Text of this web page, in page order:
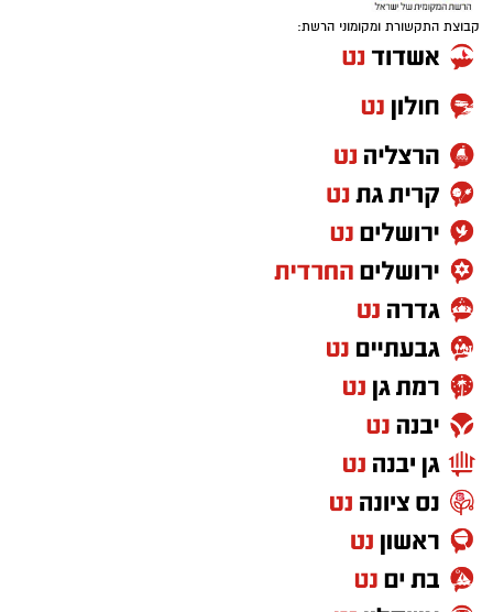
בואו אם כן נלמד כיצד התורה מגדירה את האדם
ה'נזקק' בהקשר של מצוות ה'צדקה' הנאמרת
בפרשת השבוע וכך נאמר: "כי יהיה בך אביון..." מה
פשר המונח 'בך' אביון?.
וכי האביון הוא בי הרי האביון הוא זולתי? אלא
איזהו אביון שהוא 'בך' כלומר, שהוא תלוי בך בלבד,
שעיניו נשואות רק אליך, שהוא הכי קרוב אליך, זהו
בן הזוג שלך! והתורה ממשיכה: "לא תאמץ את
לבבך... כי פתח תפתח את ידך לו והעבט תעביטנו
די מחסורו אשר יחסר לו".
כלומר, אל תאמץ את לבך אלא פתח את לבך אליו,
מתי 'פתיחת הלב' נצרכת, דווקא לחלק ה"אחר
והשונה" שקיים בבן הזוג שלנו, להכיל את 'רגשותיו'
קבוצת התקשורת ומקומוני הרשת: